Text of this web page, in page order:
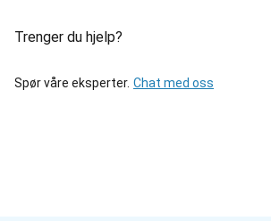
Trenger du hjelp?
Spør våre eksperter. Chat med oss